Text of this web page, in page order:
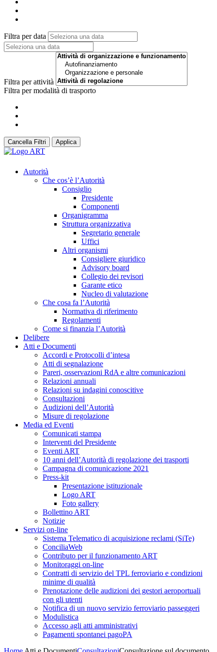
Filtra per data
Filtra per attività
Filtra per modalità di trasporto
Cancella Filtri Applica
Autorità
Che cos’è l’Autorità
Consiglio
Presidente
Componenti
Organigramma
Struttura organizzativa
Segretario generale
Uffici
Altri organismi
Consigliere giuridico
Advisory board
Collegio dei revisori
Garante etico
Nucleo di valutazione
Che cosa fa l’Autorità
Normativa di riferimento
Regolamenti
Come si finanzia l’Autorità
Delibere
Atti e Documenti
Accordi e Protocolli d’intesa
Atti di segnalazione
Pareri, osservazioni RdA e altre comunicazioni
Relazioni annuali
Relazioni su indagini conoscitive
Consultazioni
Audizioni dell’Autorità
Misure di regolazione
Media ed Eventi
Comunicati stampa
Interventi del Presidente
Eventi ART
10 anni dell’Autorità di regolazione dei trasporti
Campagna di comunicazione 2021
Press-kit
Presentazione istituzionale
Logo ART
Foto gallery
Bollettino ART
Notizie
Servizi on-line
Sistema Telematico di acquisizione reclami (SiTe)
ConciliaWeb
Contributo per il funzionamento ART
Monitoraggi on-line
Contratti di servizio del TPL ferroviario e condizioni
minime di qualità
Prenotazione delle audizioni dei gestori aeroportuali
con gli utenti
Notifica di un nuovo servizio ferroviario passeggeri
Modulistica
Accesso agli atti amministrativi
Pagamenti spontanei pagoPA